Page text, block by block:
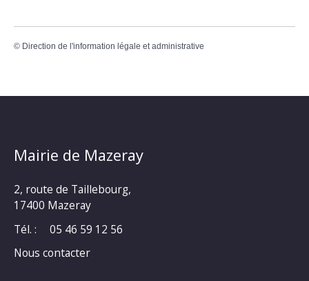
© Direction de l'information légale et administrative
Mairie de Mazeray
2, route de Taillebourg,
17400 Mazeray
Tél. :
05 46 59 12 56
Nous contacter